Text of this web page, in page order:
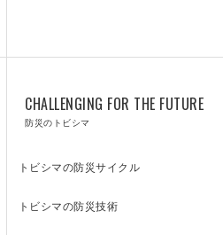
CHALLENGING FOR THE FUTURE
防災のトビシマ
トビシマの防災サイクル
トビシマの防災技術